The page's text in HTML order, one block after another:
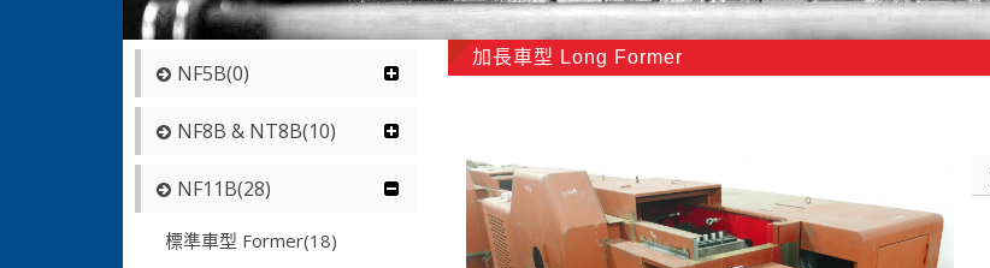
加長車型 Long Former
NF5B(0)
NF8B & NT8B(10)
NF11B(28)
標準車型 Former(18)